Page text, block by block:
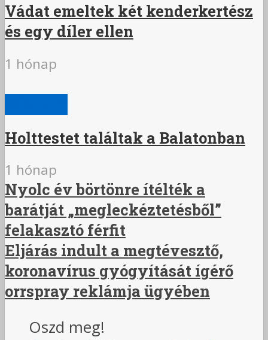
Vádat emeltek két kenderkertész
és egy díler ellen
1 hónap
Holttestet találtak a Balatonban
1 hónap
Nyolc év börtönre ítélték a
barátját „megleckéztetésből”
felakasztó férfit
Eljárás indult a megtévesztő,
koronavírus gyógyítását ígérő
orrspray reklámja ügyében
Oszd meg!